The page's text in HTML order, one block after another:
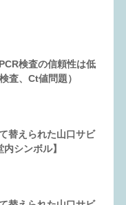
検査の信頼性は低
査、Ct値問題）
替えられた山口サビ
シンボル】